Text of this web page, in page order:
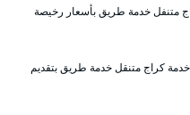
متنفل خدمة طريق بأسعار رخيصة
كراج متنقل خدمة طريق بتقديم